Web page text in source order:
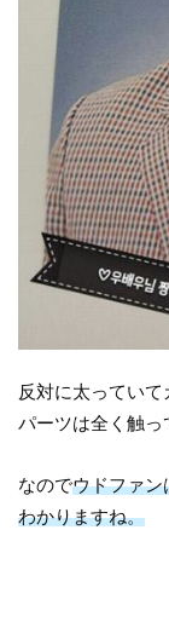
反対に太っていて
パーツは全く触っ
なのでウドファン
わかりますね。